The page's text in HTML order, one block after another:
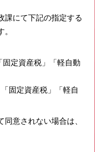
にて下記の指定する
定資産税」「軽自動
定資産税」「軽自
同意されない場合は、